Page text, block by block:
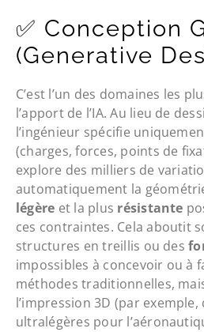
✅ Conception
(Generative
C’est l’un des domaines les
l’apport de l’IA. Au lieu de
l’ingénieur spécifie
(charges, forces, points de
explore des milliers de
automatiquement la
légère et la plus résistante
ces contraintes. Cela aboutit
structures en treillis ou des
impossibles à concevoir ou à
méthodes traditionnelles,
l’impression 3D (par exemple,
ultralégères pour